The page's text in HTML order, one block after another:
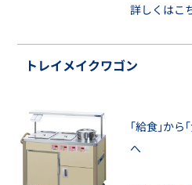
詳しくはこ
トレイメイクワゴン
｢給食｣から
へ